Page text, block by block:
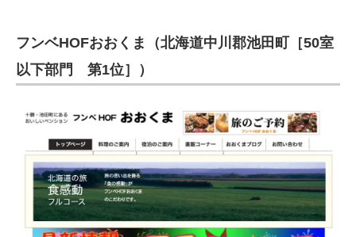
フンベHOFおおくま（北海道中川郡池田町［50室
以下部門 第1位］）